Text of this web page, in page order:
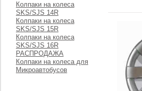
Колпаки на колеса
SKS/SJS 14R
Колпаки на колеса
SKS/SJS 15R
Колпаки на колеса
SKS/SJS 16R
РАСПРОДАЖА
Колпаки на колеса для
Микроавтобусов